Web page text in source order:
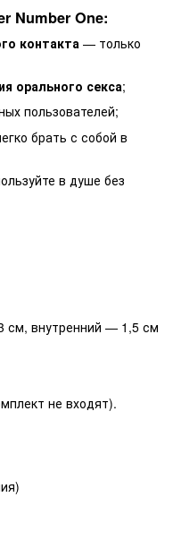
Number One:
контакта — только
орального секса;
пользователей;
брать с собой в
в душе без
внутренний — 1,5 см
не входят).